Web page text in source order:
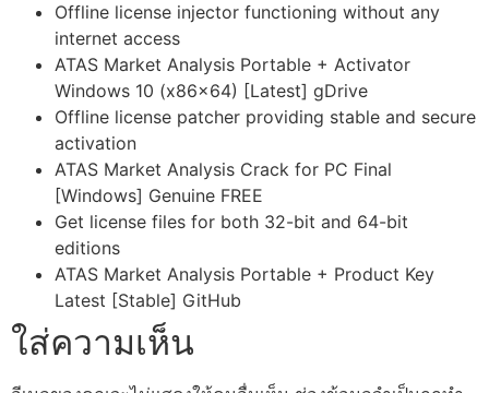
Offline license injector functioning without any
internet access
ATAS Market Analysis Portable + Activator
Windows 10 (x86x64) [Latest] gDrive
Offline license patcher providing stable and secure
activation
ATAS Market Analysis Crack for PC Final
[Windows] Genuine FREE
Get license files for both 32-bit and 64-bit
editions
ATAS Market Analysis Portable + Product Key
Latest [Stable] GitHub
ใส่ความเห็น